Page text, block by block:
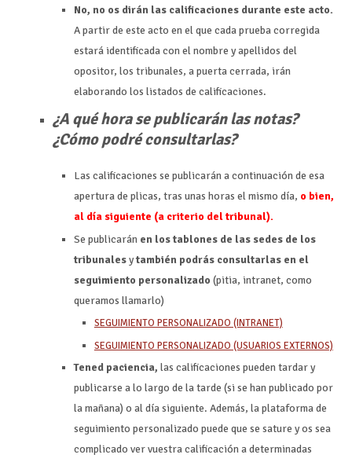
No, no os dirán las calificaciones durante este acto.
A partir de este acto en el que cada prueba corregida
estará identificada con el nombre y apellidos del
opositor, los tribunales, a puerta cerrada, irán
elaborando los listados de calificaciones.
¿A qué hora se publicarán las notas?
¿Cómo podré consultarlas?
Las calificaciones se publicarán a continuación de esa
apertura de plicas, tras unas horas el mismo día, o bien,
al día siguiente (a criterio del tribunal).
Se publicarán en los tablones de las sedes de los
tribunalesytambién podrás consultarlas en el
seguimiento personalizado (pitia, intranet, como
queramos llamarlo)
SEGUIMIENTO PERSONALIZADO (INTRANET)
SEGUIMIENTO PERSONALIZADO (USUARIOS EXTERNOS)
Tened paciencia, las calificaciones pueden tardar y
publicarse a lo largo de la tarde (si se han publicado por
la mañana) o al día siguiente. Además, la plataforma de
seguimiento personalizado puede que se sature y os sea
complicado ver vuestra calificación a determinadas